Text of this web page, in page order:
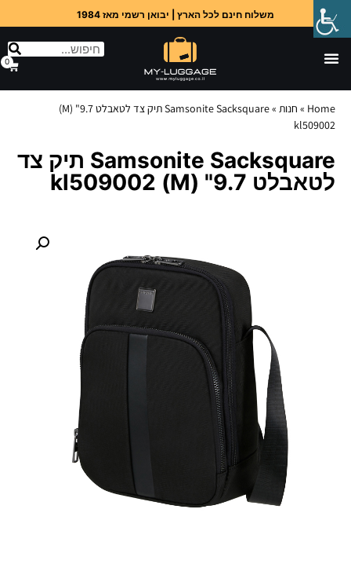
משלוח חינם לכל הארץ | יבואן רשמי מאז 1984
0
Home
» חנות »
Samsonite Sacksquare תיק צד לטאבלט 9.7" (M)
kl509002
Samsonite Sacksquare תיק צד
לטאבלט 9.7" (M) kl509002